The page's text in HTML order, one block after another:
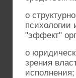
o
психологии
"эффект"
o
зрения
исполнения;